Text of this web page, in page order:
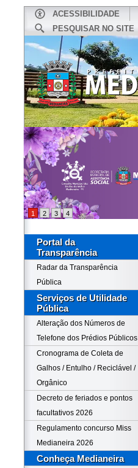
ACESSIBILIDADE
PESQUISAR NO SITE
1 2 3 4
Portal da
Transparência
Radar da Transparência
Pública
Serviços de Utilidade
Pública
Alteração dos Números de
Telefone dos Prédios Públicos
Cronograma de Coleta de
Galhos / Entulho / Reciclável /
Orgânico
Decreto de feriados e pontos
facultativos 2026
Regulamento concurso Miss
Medianeira 2026
Conheça Medianeira